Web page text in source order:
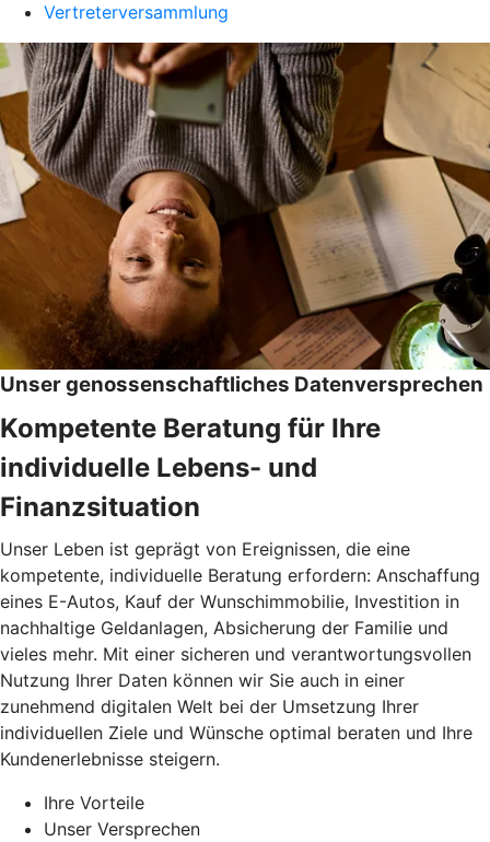
Vertreterversammlung
Unser genossenschaftliches Datenversprechen
Kompetente Beratung für Ihre
individuelle Lebens- und
Finanzsituation
Unser Leben ist geprägt von Ereignissen, die eine
kompetente, individuelle Beratung erfordern: Anschaffung
eines E-Autos, Kauf der Wunschimmobilie, Investition in
nachhaltige Geldanlagen, Absicherung der Familie und
vieles mehr. Mit einer sicheren und verantwortungsvollen
Nutzung Ihrer Daten können wir Sie auch in einer
zunehmend digitalen Welt bei der Umsetzung Ihrer
individuellen Ziele und Wünsche optimal beraten und Ihre
Kundenerlebnisse steigern.
Ihre Vorteile
Unser Versprechen